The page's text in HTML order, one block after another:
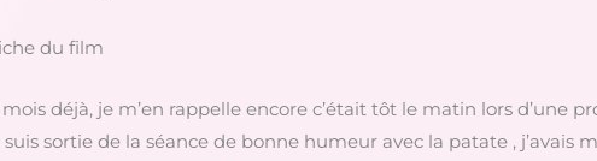
du film
mois déjà, je m’en rappelle encore c’était tôt le matin lors d’une
sortie de la séance de bonne humeur avec la patate , j’avais